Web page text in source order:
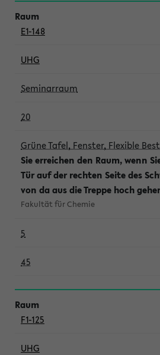
E1-148
UHG
Seminarraum
20
Grüne Tafel, Fenster, Flexible
Sie erreichen den Raum, wenn
Tür auf der rechten Seite des
von da aus die Treppe hoch
Fakultät für Chemie
5
45
F1-125
UHG